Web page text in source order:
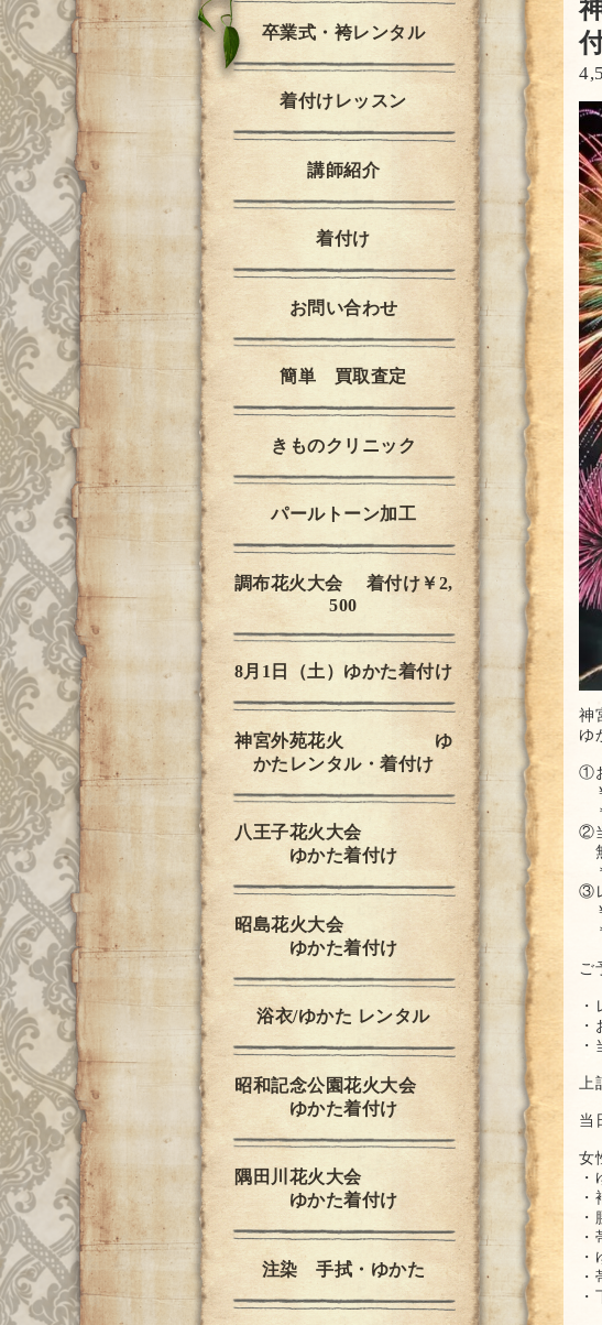
神
ゆ
①
②
③
ご
上
当
女
・
・
・
卒業式・袴レンタル
着付けレッスン
講師紹介
着付け
お問い合わせ
簡単 買取査定
きものクリニック
パールトーン加工
調布花火大会 着付け￥2,
500
8月1日（土）ゆかた着付け
神宮外苑花火 ゆ
かたレンタル・着付け
八王子花火大会
ゆかた着付け
昭島花火大会
ゆかた着付け
浴衣/ゆかた レンタル
昭和記念公園花火大会
ゆかた着付け
隅田川花火大会
ゆかた着付け
注染 手拭・ゆかた